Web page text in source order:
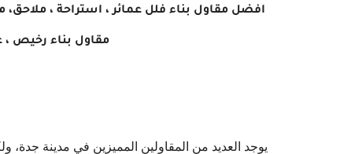
افضل مقاول بناء فلل عمائر ، استراحة ،
مقاول بناء رخيص
يوجد العديد من المقاولين المميزين في مدينة